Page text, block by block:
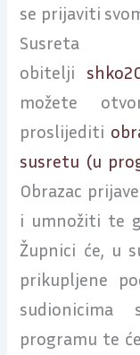
se prijaviti
Susreta
obitelji
možete
proslijediti
susretu (u
Obrazac
i umnožiti te
Župnici će, u
prikupljene
programu te